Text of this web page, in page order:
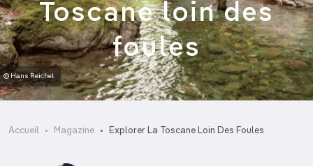
Toscane loin des
foules
© Hans Reichel
Accueil Magazine Explorer La Toscane Loin Des Foules